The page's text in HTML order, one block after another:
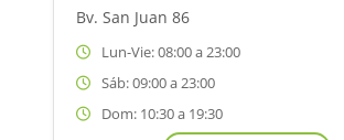
Bv. San Juan 86
Lun-Vie: 08:00 a 23:00
Sáb: 09:00 a 23:00
Dom: 10:30 a 19:30